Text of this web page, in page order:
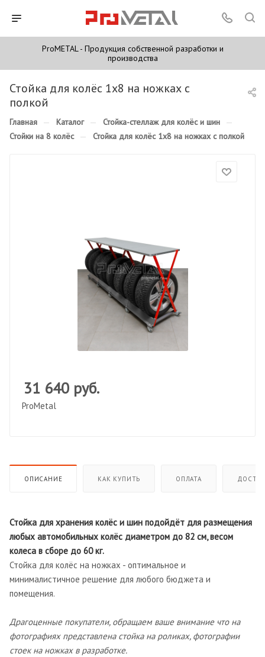
ProMETAL - Продукция собственной разработки и
производства
Стойка для колёс 1х8 на ножках с
полкой
Главная — Каталог — Стойка-стеллаж для колёс и шин —
Стойки на 8 колёс — Стойка для колёс 1х8 на ножках с полкой
31 640 руб.
ProMetal
ОПИСАНИЕ КАК КУПИТЬ ОПЛАТА
Стойка для хранения колёс и шин подойдёт для размещения
любых автомобильных колёс диаметром до 82 см, весом
колеса в сборе до 60 кг.
Стойка для колёс на ножках - оптимальное и
минималистичное решение для любого бюджета и
помещения.
Драгоценные покупатели, обращаем ваше внимание что на
фотографиях представлена стойка на роликах, фотографии
стоек на ножках в разработке.